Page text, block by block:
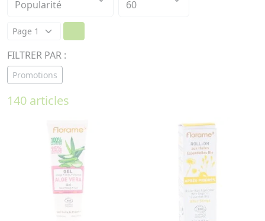
FILTRER PAR :
Promotions
140 articles